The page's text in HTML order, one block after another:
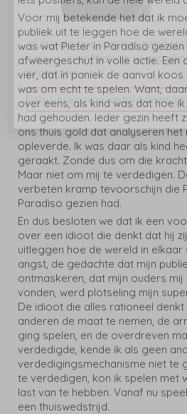
Voor mij betekende het dat ik
publiek uit te leggen hoe de
was wat Pieter in Paradiso
afweergeschut in volle actie. Een
vier, dat in paniek de aanval
was om echt te spelen. Want,
over eens, als kind was dat hoe
had gehouden. Ieder gezin heeft
ons thuis gold dat analyseren het
opleverde. Ik was daar als kind
geraakt. Zonde dus om die
Maar niet om mij te verdedigen.
verbeten kramp tevoorschijn die
Paradiso gezien had.
En dus besloten we dat ik een
over een idioot die denkt dat hij
uitleggen hoe de wereld in
angst, de gedachte dat mijn
ontmaskeren, dat mijn ouders
vonden, werd plotseling mijn
De idioot die alles rationeel
anderen de maat te nemen, de
ging spelen, en de overdreven
verdedigde, kende ik als geen
verdedigingsmechanisme niet te
te verdedigen, kon ik spelen met
last van te hebben. Vanaf nu
een thuiswedstrijd.
culturele tips van het
nieuws over Micha’s
projecten